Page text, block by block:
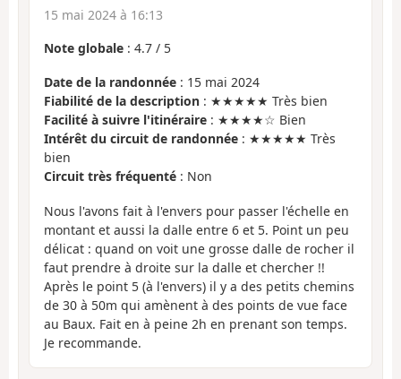
15 mai 2024 à 16:13
Note globale : 4.7 / 5
Date de la randonnée : 15 mai 2024
Fiabilité de la description : ★★★★★ Très bien
Facilité à suivre l'itinéraire : ★★★★☆ Bien
Intérêt du circuit de randonnée : ★★★★★ Très
bien
Circuit très fréquenté : Non
Nous l'avons fait à l'envers pour passer l'échelle en
montant et aussi la dalle entre 6 et 5. Point un peu
délicat : quand on voit une grosse dalle de rocher il
faut prendre à droite sur la dalle et chercher !!
Après le point 5 (à l'envers) il y a des petits chemins
de 30 à 50m qui amènent à des points de vue face
au Baux. Fait en à peine 2h en prenant son temps.
Je recommande.